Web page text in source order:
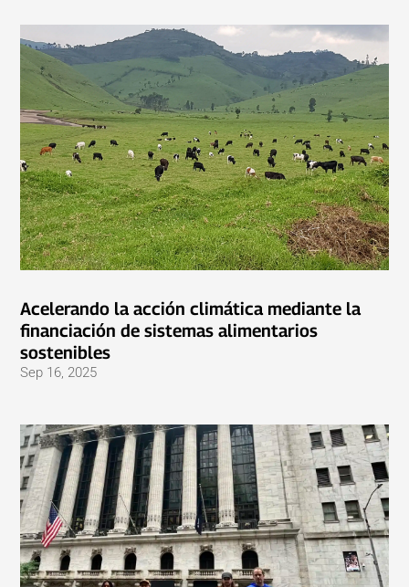
Acelerando la acción climática mediante la
financiación de sistemas alimentarios
sostenibles
Sep 16, 2025